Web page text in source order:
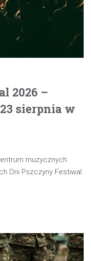
2026 –
sierpnia w
muzycznych
Dni Pszczyny Festiwal